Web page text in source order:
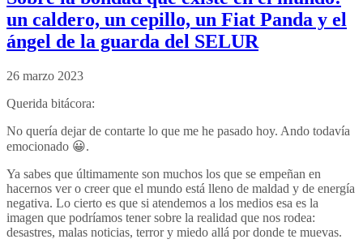
un caldero, un cepillo, un Fiat Panda y el
ángel de la guarda del SELUR
26 marzo 2023
Querida bitácora:
No quería dejar de contarte lo que me he pasado hoy. Ando todavía
emocionado 😀.
Ya sabes que últimamente son muchos los que se empeñan en
hacernos ver o creer que el mundo está lleno de maldad y de energía
negativa. Lo cierto es que si atendemos a los medios esa es la
imagen que podríamos tener sobre la realidad que nos rodea:
desastres, malas noticias, terror y miedo allá por donde te muevas.